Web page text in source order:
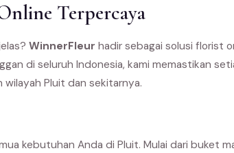
Terpercaya
WinnerFleur hadir sebagai solusi florist
di seluruh Indonesia, kami memastikan
Pluit dan sekitarnya.
kebutuhan Anda di Pluit. Mulai dari buket